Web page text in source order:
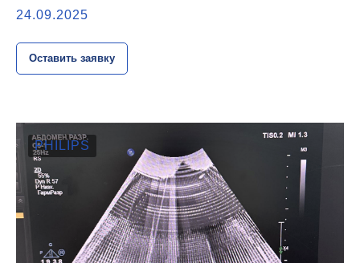
24.09.2025
Оставить заявку
PHILIPS